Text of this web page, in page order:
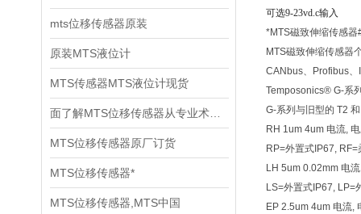
mts位移传感器原装
原装MTS液位计
MTS传感器MTS液位计现货
MTS位移传感器原厂订货
MTS位移传感器*
MTS位移传感器,MTS中国
可选9-23vd.c输入
*MTS磁致伸缩传感器
MTS磁致伸缩传感器
CANbus、Profibus
Temposonics® G-系
G-系列与旧型的 T2
RH 1um 4um 电流,
RP=外置式IP67, RF=
LH 5um 0.02mm 电
LS=外置式IP67, LP=
EP 2.5um 4um 电流,